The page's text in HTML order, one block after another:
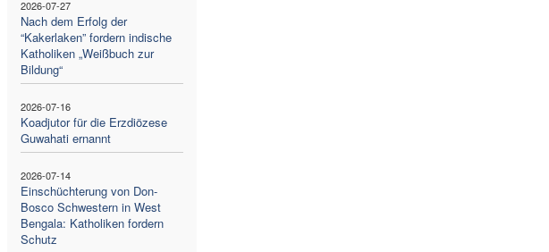
2026-07-27
Nach dem Erfolg der
“Kakerlaken” fordern indische
Katholiken „Weißbuch zur
Bildung“
2026-07-16
Koadjutor für die Erzdiözese
Guwahati ernannt
2026-07-14
Einschüchterung von Don-
Bosco Schwestern in West
Bengala: Katholiken fordern
Schutz